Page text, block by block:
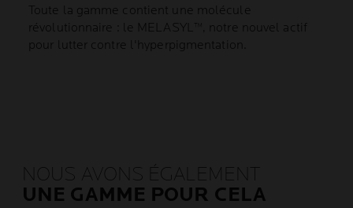
Toute la gamme contient une molécule
révolutionnaire : le MELASYL™, notre nouvel actif
pour lutter contre l'hyperpigmentation.
NOUS AVONS ÉGALEMENT
UNE GAMME POUR CELA